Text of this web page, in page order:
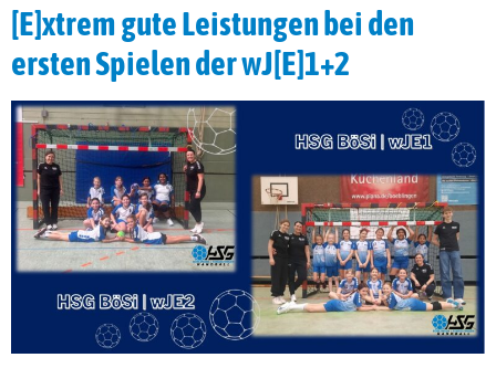
[E]xtrem gute Leistungen bei den
ersten Spielen der wJ[E]1+2